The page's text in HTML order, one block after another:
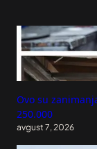
Ovo su
250.000
avgust 7, 2026